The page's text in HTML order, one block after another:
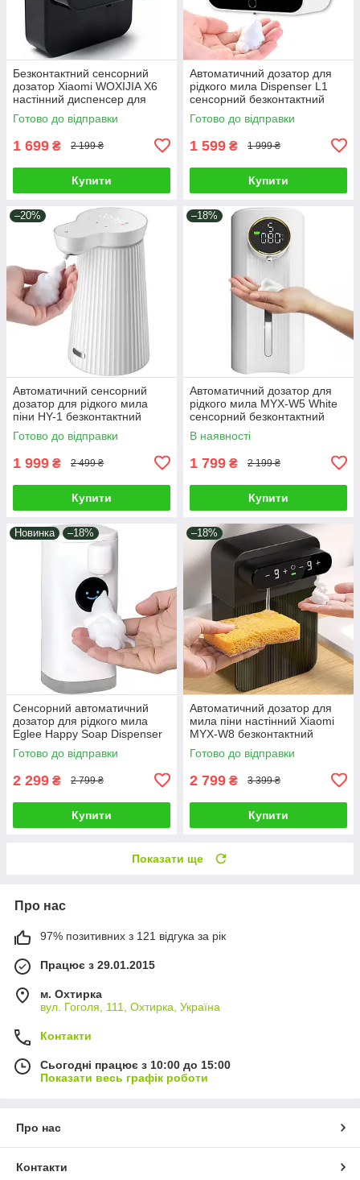
Безконтактний сенсорний
дозатор Xiaomi WOXIJIA X6
настінний диспенсер для
мила шампуню антисептика
миючого засобу Чорний
Готово до відправки
1 699 ₴ 2 199 ₴
Купити
Автоматичний дозатор для
рідкого мила Dispenser L1
сенсорний безконтактний
диспенсер акумуляторний
настінний пінний Xiaomi
Готово до відправки
1 599 ₴ 1 999 ₴
Купити
–20%
Автоматичний сенсорний
дозатор для рідкого мила
піни HY-1 безконтактний
диспенсер на акумуляторі
пінний настільний Xiaomi
Готово до відправки
1 999 ₴ 2 499 ₴
Купити
–18%
Автоматичний дозатор для
рідкого мила MYX-W5 White
сенсорний безконтактний
диспенсер акумуляторний
настінний пінний Xiaomi
В наявності
1 799 ₴ 2 199 ₴
Купити
Новинка –18%
Сенсорний автоматичний
дозатор для рідкого мила
Eglee Happy Soap Dispenser
OE-03 безконтактний
акумуляторний настінний
Готово до відправки
2 299 ₴ 2 799 ₴
Купити
–18%
Автоматичний дозатор для
мила піни настінний Xiaomi
MYX-W8 безконтактний
сенсорний диспенсер
дозатор пінного мила і
Готово до відправки
2 799 ₴ 3 399 ₴
Купити
Показати ще
Про нас
97% позитивних з 121 відгука за рік
Працює з 29.01.2015
м. Охтирка
вул. Гоголя, 111, Охтирка, Україна
Контакти
Сьогодні працює з 10:00 до 15:00
Показати весь графік роботи
Про нас
Контакти